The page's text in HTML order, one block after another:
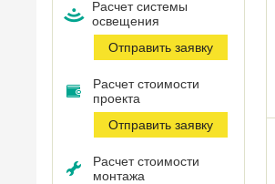
Расчет системы
оcвещения
Отправить заявку
Расчет стоимости
проекта
Отправить заявку
Расчет стоимости
монтажа